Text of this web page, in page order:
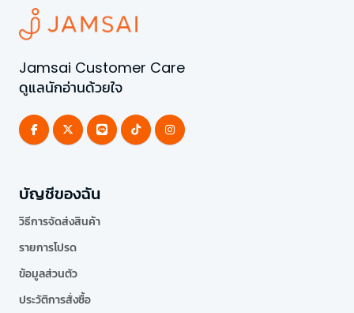
Jamsai Customer Care
ดูแลนักอ่านด้วยใจ
บัญชีของฉัน
วิธีการจัดส่งสินค้า
รายการโปรด
ข้อมูลส่วนตัว
ประวัติการสั่งซื้อ